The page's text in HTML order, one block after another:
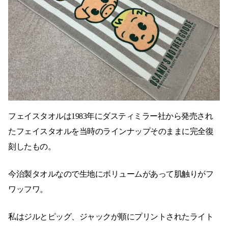
フェイスタオルは1983年にダスティミラー社から発売され
たフェイスタオルを当時のラインナップそのままに完全復
刻したもの。
今治製タオルなので生地にボリュームがあって肌触りがフ
ワッフワ。
私はジルとピッグ、ジャックが順にプリントされたライト